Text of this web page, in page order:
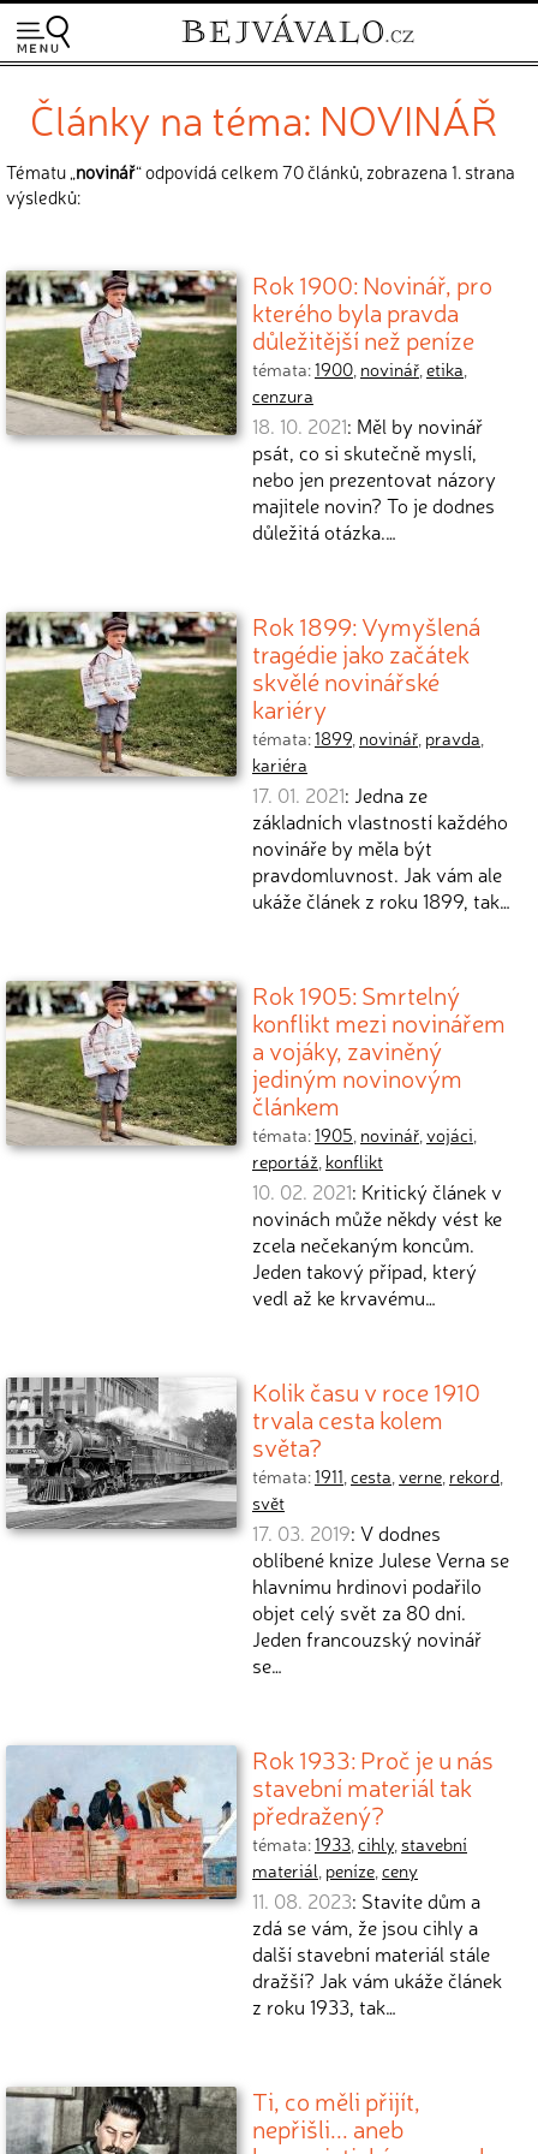
Články na téma: NOVINÁŘ
Tématu „novinář“ odpovídá celkem 70 článků, zobrazena 1. strana
výsledků:
Rok 1900: Novinář, pro
kterého byla pravda
důležitější než peníze
témata:1900, novinář,etika,
cenzura
18. 10. 2021: Měl by novinář
psát, co si skutečně myslí,
nebo jen prezentovat názory
majitele novin? To je dodnes
důležitá otázka.…
Rok 1899: Vymyšlená
tragédie jako začátek
skvělé novinářské
kariéry
témata:1899, novinář, pravda,
kariéra
17. 01. 2021: Jedna ze
základních vlastností každého
novináře by měla být
pravdomluvnost. Jak vám ale
ukáže článek z roku 1899, tak…
Rok 1905: Smrtelný
konflikt mezi novinářem
a vojáky, zaviněný
jediným novinovým
článkem
témata:1905, novinář,vojáci,
reportáž, konflikt
10. 02. 2021: Kritický článek v
novinách může někdy vést ke
zcela nečekaným koncům.
Jeden takový případ, který
vedl až ke krvavému…
Kolik času v roce 1910
trvala cesta kolem
světa?
témata:1911,cesta,verne, rekord,
svět
17. 03. 2019: V dodnes
oblíbené knize Julese Verna se
hlavnímu hrdinovi podařilo
objet celý svět za 80 dní.
Jeden francouzský novinář
se…
Rok 1933: Proč je u nás
stavební materiál tak
předražený?
témata:1933,cihly, stavební
materiál, peníze,ceny
11. 08. 2023: Stavíte dům a
zdá se vám, že jsou cihly a
další stavební materiál stále
dražší? Jak vám ukáže článek
z roku 1933, tak…
Ti, co měli přijít,
nepřišli... aneb